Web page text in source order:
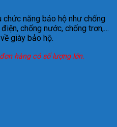
chức năng bảo hộ như chống
chống nước, chống trơn,…
giày bảo hộ.
hàng có số lượng lớn.